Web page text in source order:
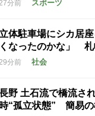
分前 スポーツ
立体駐車場にシカ居
くなったのかな」 札
分前 社会
野 土石流で橋流さ
時“孤立状態” 簡易